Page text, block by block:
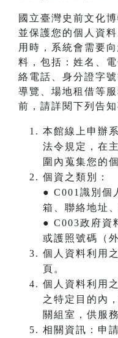
國立臺灣史前文化
並保護您的個人資
用時，系統會需要
料，包括：姓名、
絡電話、身分證字
導覽、場地租借等
前，請詳閱下列告
本館線上申辦
法令規定，在
圍內蒐集您的
個資之類別：
● C001識別個
箱、聯絡地址
● C003政府資
或護照號碼（
個人資料利用
頁。
個人資料利用
之特定目的內
關組室，供服
相關資訊：申